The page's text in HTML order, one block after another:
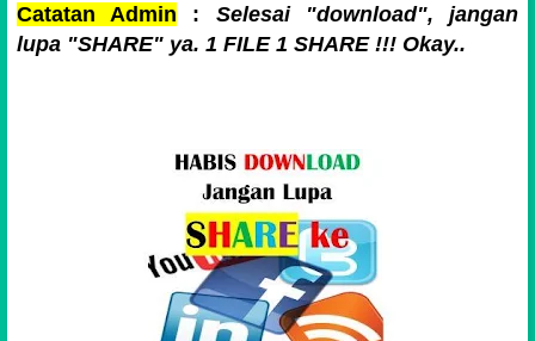
Catatan Admin : Selesai "download", jangan
lupa "SHARE" ya. 1 FILE 1 SHARE !!! Okay..